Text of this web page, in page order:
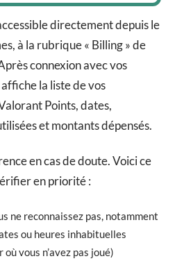
directement depuis le
à la rubrique « Billing » de
connexion avec vos
la liste de vos
Points, dates,
et montants dépensés.
en cas de doute. Voici ce
en priorité :
ne reconnaissez pas, notamment
ou heures inhabituelles
vous n’avez pas joué)